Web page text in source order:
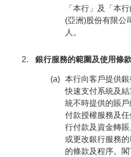
「本行」及「本
(亞洲)股份有限公
人。
銀行服務的範圍及使用條
(a) 本行向客戶提供
快速支付系統及
統不時提供的賬
付款授權服務及
行付款及資金轉
或更改銀行服務
的條款及程序。